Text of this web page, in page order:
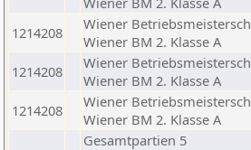
1214208
Wiener
Wiener BM 2. Klasse A
1214208
Wiener
Wiener BM 2. Klasse A
1214208
Wiener
Wiener BM 2. Klasse A
Gesamtpartien 5